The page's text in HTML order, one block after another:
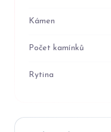
Kámen
Počet kamínků
Rytina